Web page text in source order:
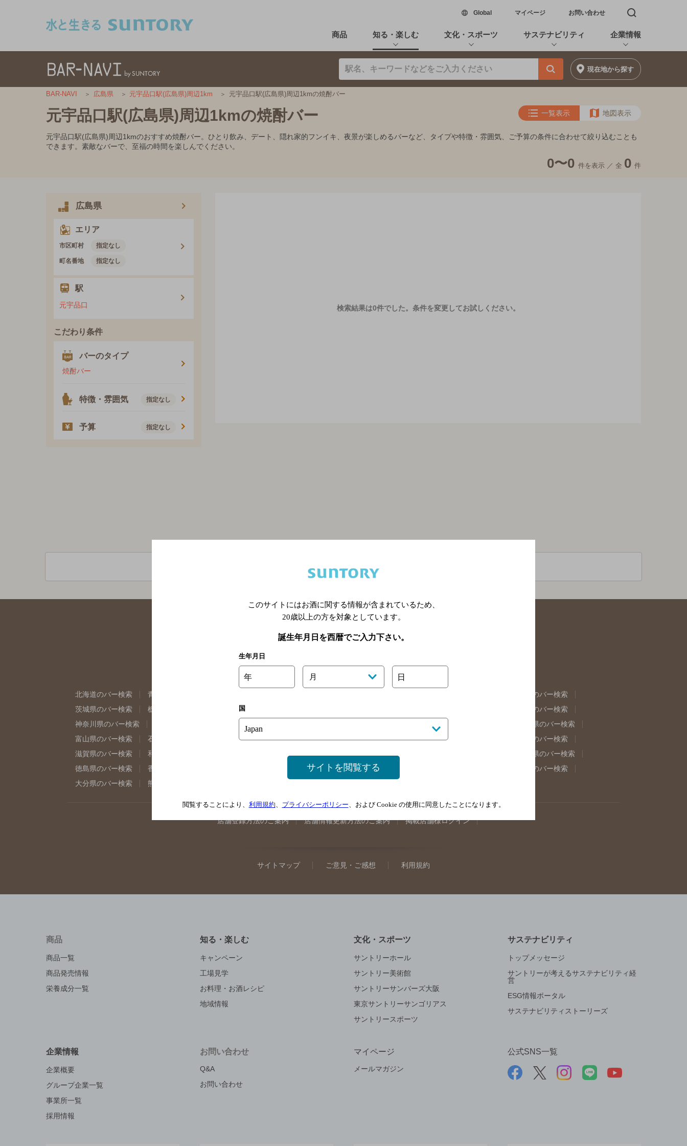
Global新しいウィンドウで開く
マイページ お問い合わせ 検索窓を開く
商品 知る・楽しむ 文化・スポーツ サステナビリティ 企業情報
現在地から探す
BAR-NAVI 広島県 元宇品口駅(広島県)周辺1km 元宇品口駅(広島県)周辺1kmの焼酎バー
元宇品口駅(広島県)周辺1kmの焼酎バー 一覧表示 地図表示
元宇品口駅(広島県)周辺1kmのおすすめ焼酎バー。ひとり飲み、デート、隠れ家的フンイキ、夜景が楽しめるバーなど、タイプや特徴・雰囲気、ご予算の条件に合わせて絞り込むことも
できます。素敵なバーで、至福の時間を楽しんでください。
0〜0 件を表示 ／ 全 0 件
広島県
エリア
市区町村 指定なし
町名番地 指定なし
駅
元宇品口
こだわり条件
バーのタイプ
焼酎バー
特徴・雰囲気 指定なし
予算 指定なし
検索結果は0件でした。 条件を変更してお試しください。
関連ページ
北海道のバー検索 青森県のバー検索
福島県のバー検索
茨城県のバー検索
栃木県のバー検索 群馬県のバー検索
東京都のバー検索
神奈川県のバー検索
埼玉県のバー検索
岐阜県のバー検索
富山県のバー検索
石川県のバー検索 福井県のバー検索 大阪府のバー検索 京都府のバー検索 兵庫県のバー検索
奈良県のバー検索
滋賀県のバー検索
和歌山県のバー検索 岡山県のバー検索 山口県のバー検索
島根県のバー検索
徳島県のバー検索
香川県のバー検索 高知県のバー検索 福岡県のバー検索
佐賀県のバー検索
大分県のバー検索
熊本県のバー検索
店舗登録方法のご案内 店舗情報更新方法のご案内 掲載店舗様ログイン
サイトマップ ご意見・ご感想 利用規約
商品
商品一覧
商品発売情報
栄養成分一覧
知る・楽しむ
キャンペーン
工場見学
お料理・お酒レシピ
地域情報
文化・スポーツ
サントリーホール
サントリー美術館
サントリーサンバーズ大阪
東京サントリーサンゴリアス
サントリースポーツ
サステナビリティ
トップメッセージ
サントリーが考えるサステナビリティ経
営
ESG情報ポータル
サステナビリティストーリーズ
企業情報
企業概要
グループ企業一覧
事業所一覧
採用情報
お問い合わせ
Q&A
お問い合わせ
マイページ
メールマガジン
公式SNS一覧
このサイトにはお酒に関する情報が含まれているため、
20歳以上の方を対象としています。
誕生年月日を西暦でご入力下さい。
生年月日
年 月 日
国
サイトを閲覧する
閲覧することにより、 利用規約、 プライバシーポリシー、および Cookie の使用に同意したことになります。